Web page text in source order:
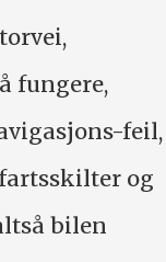
fungere,
feil,
og
bilen